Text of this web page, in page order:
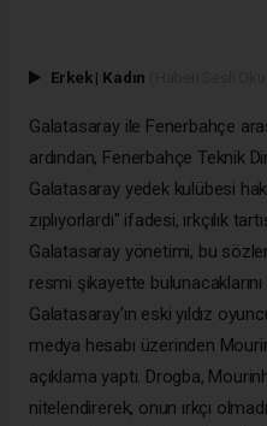
Erkek | Kadın
Galatasaray ile Fenerbahçe
ardından, Fenerbahçe Teknik
Galatasaray yedek kulübesi
zıplıyorlardı" ifadesi, ırkçılık
Galatasaray yönetimi, bu
resmi şikayette
Galatasaray'ın eski yıldız
medya hesabı üzerinden
açıklama yaptı. Drogba,
nitelendirerek, onun ırkçı